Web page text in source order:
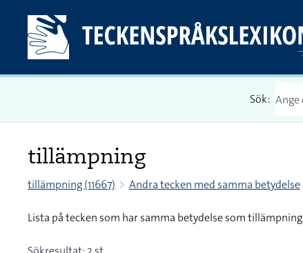
Sök:
tillämpning
tillämpning (11667) Andra tecken med samma betydelse
Lista på tecken som har samma betydelse som tillämpning